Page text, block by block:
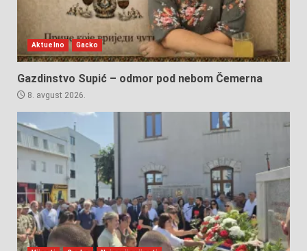
Aktuelno Gacko
Gazdinstvo Supić – odmor pod nebom Čemerna
8. avgust 2026.